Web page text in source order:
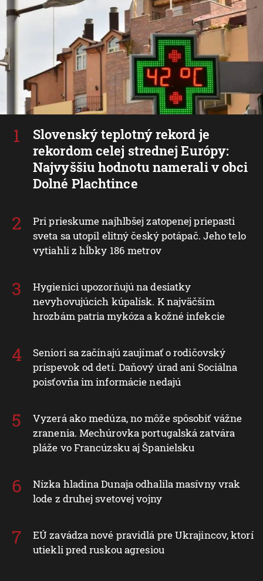
Slovenský teplotný rekord je
rekordom celej strednej Európy:
Najvyššiu hodnotu namerali v obci
Dolné Plachtince
Pri prieskume najhlbšej zatopenej priepasti
sveta sa utopil elitný český potápač. Jeho telo
vytiahli z hĺbky 186 metrov
Hygienici upozorňujú na desiatky
nevyhovujúcich kúpalísk. K najväčším
hrozbám patria mykóza a kožné infekcie
Seniori sa začínajú zaujímať o rodičovský
príspevok od detí. Daňový úrad ani Sociálna
poisťovňa im informácie nedajú
Vyzerá ako medúza, no môže spôsobiť vážne
zranenia. Mechúrovka portugalská zatvára
pláže vo Francúzsku aj Španielsku
Nízka hladina Dunaja odhalila masívny vrak
lode z druhej svetovej vojny
EÚ zavádza nové pravidlá pre Ukrajincov, ktorí
utiekli pred ruskou agresiou